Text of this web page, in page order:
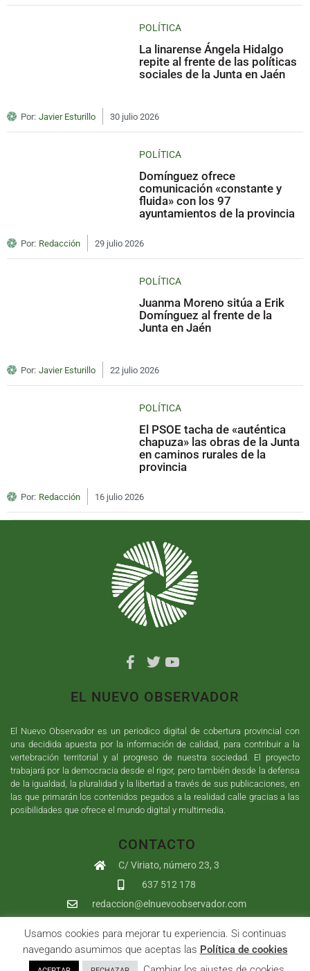
POLÍTICA
La linarense Ángela Hidalgo
repite al frente de las políticas
sociales de la Junta en Jaén
Por: Javier Esturillo 30 julio 2026
POLÍTICA
Domínguez ofrece
comunicación «constante y
fluida» con los 97
ayuntamientos de la provincia
Por: Redacción 29 julio 2026
POLÍTICA
Juanma Moreno sitúa a Erik
Domínguez al frente de la
Junta en Jaén
Por: Javier Esturillo 22 julio 2026
POLÍTICA
El PSOE tacha de «auténtica
chapuza» las obras de la Junta
en caminos rurales de la
provincia
Por: Redacción 16 julio 2026
EL NUEVO OBSERVADOR
El Nuevo Observador es un periodico digital de cobertura provincial con
una decidida apuesta por la información de calidad, para contribuir a la
vertebración territorial y al progreso de nuestra sociedad. El proyecto
trabajará por la democracia desde el rigor, pero también desde la defensa
de la igualdad, la pluralidad y la libertad a través de sus publicaciones, en
las que primarán los contenidos pegados a la realidad calle gracias a las
posibilidades que ofrece el mundo digital y multimedia.
CONTACTO
C/ Viriato, número 23, 3
637 512 178
redaccion@elnuevoobservador.com
Copyright ©2026 El Nuevo Observador | Sumurdigital Diseño web
yDesarrollo| All Rights Reserved |
Usamos cookies para mejorar tu experiencia. Si continuas
navegando asumimos que aceptas las Política de cookies